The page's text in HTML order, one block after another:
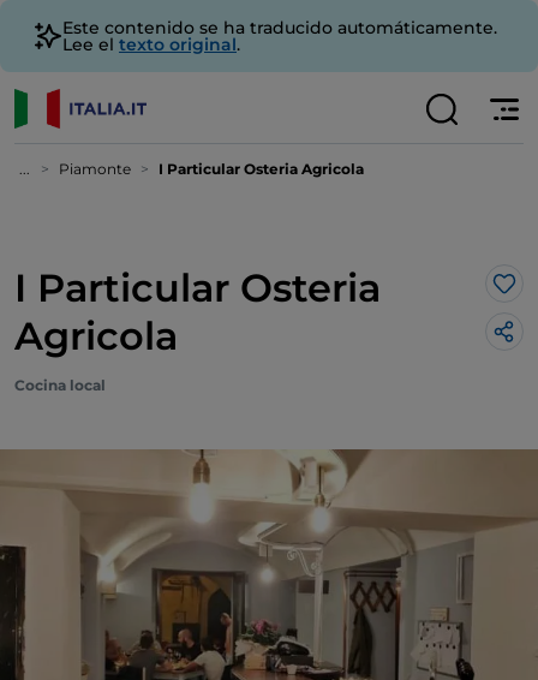
Este contenido se ha traducido automáticamente.
Lee el texto original.
... Piamonte I Particular Osteria Agricola
I Particular Osteria
Agricola
Me
Cocina local